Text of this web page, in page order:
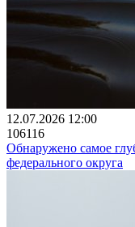
12.07.2026 12:00
106116
Обнаружено самое
федерального округа